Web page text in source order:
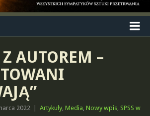
AUTOREM –
2022 Artykuły, Media, Nowy wpis, SPSS w